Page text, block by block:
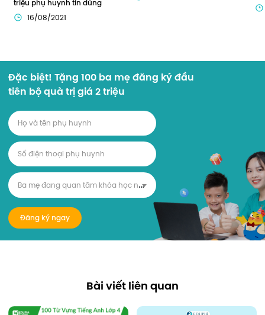
triệu phụ huynh tin dùng
16/08/2021
Đặc biệt! Tặng 100 ba mẹ đăng ký đầu
tiên bộ quà trị giá 2 triệu
B
a mẹ đang quan tâm khóa học nào?
Đăng ký ngay
Bài viết liên quan